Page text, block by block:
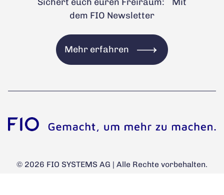
dem FIO Newsletter
Mehr erfahren
© 2026 FIO SYSTEMS AG | Alle Rechte vorbehalten.